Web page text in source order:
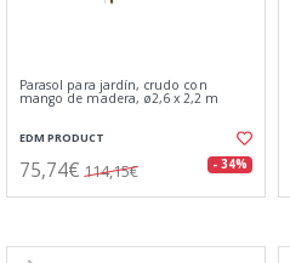
Parasol para jardín, crudo con
mango de madera, ø2,6 x 2,2 m
EDM PRODUCT
75,74€ 114,15€ - 34%